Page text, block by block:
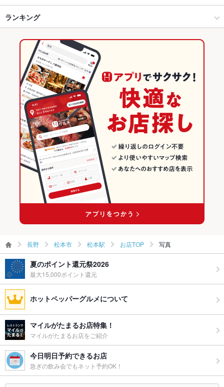
松本市 × イタリアン
松本駅 × イタリアン・フレンチ
松本駅 × イタリアン
居酒屋
洋・和洋・各国料理・その他
松本市 × 居酒屋
松本市 × 洋・和洋・各国料理・その他
松本駅 × 居酒屋
松本駅 × 洋・和洋・各国料理・その他
松本駅 × イタリアン
松本駅 × 居酒屋
松本駅 × 洋・和洋・各国料理・その他
長野 × イタリアン・フレンチ
長野 × イタリアン
長野 × 居酒屋
長野 × 洋・和洋・各国料理・その他
エビ料理
ランキング
長野のグルメランキング
長野のイタリアン・フレンチランキング
長野のイタリアンランキング
松本市のグルメランキング
松本市のイタリアン・フレンチランキング
松本市のイタリアンランキング
松本駅のグルメランキング
松本駅のイタリアン・フレンチランキング
松本駅のイタリアンランキング
長野 松本市 松本駅 お店TOP 写真
夏のポイント還元祭2026
最大15,000ポイント還元
ホットペッパーグルメについて
マイルがたまるお店特集！
マイルがたまるお店をご紹介
今日明日予約できるお店
急ぎの飲み会でもネット予約OK！